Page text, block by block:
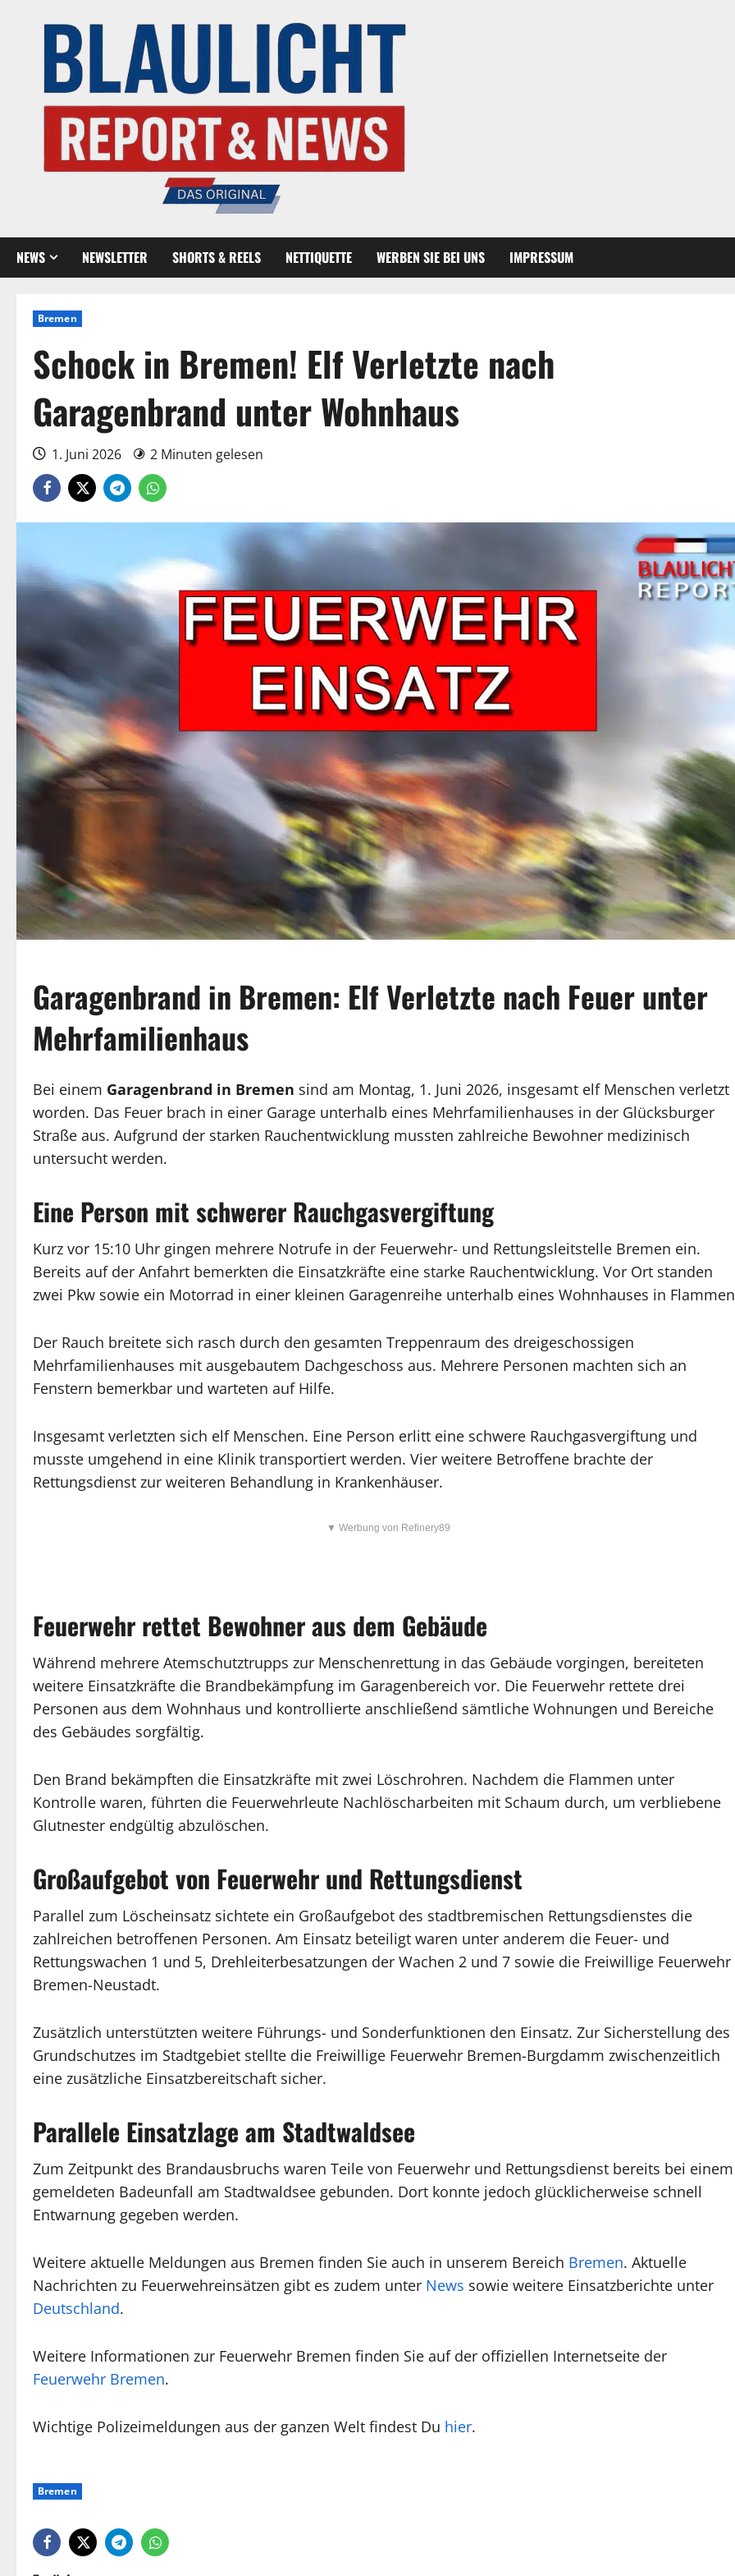
NEWS NEWSLETTER SHORTS & REELS NETTIQUETTE WERBEN SIE BEI UNS IMPRESSUM
Bremen
Schock in Bremen! Elf Verletzte nach
Garagenbrand unter Wohnhaus
1. Juni 2026 2 Minuten gelesen
Garagenbrand in Bremen: Elf Verletzte nach Feuer unter
Mehrfamilienhaus
Bei einem Garagenbrand in Bremen sind am Montag, 1. Juni 2026, insgesamt elf Menschen verletzt
worden. Das Feuer brach in einer Garage unterhalb eines Mehrfamilienhauses in der Glücksburger
Straße aus. Aufgrund der starken Rauchentwicklung mussten zahlreiche Bewohner medizinisch
untersucht werden.
Eine Person mit schwerer Rauchgasvergiftung
Kurz vor 15:10 Uhr gingen mehrere Notrufe in der Feuerwehr- und Rettungsleitstelle Bremen ein.
Bereits auf der Anfahrt bemerkten die Einsatzkräfte eine starke Rauchentwicklung. Vor Ort standen
zwei Pkw sowie ein Motorrad in einer kleinen Garagenreihe unterhalb eines Wohnhauses in
Der Rauch breitete sich rasch durch den gesamten Treppenraum des dreigeschossigen
Mehrfamilienhauses mit ausgebautem Dachgeschoss aus. Mehrere Personen machten sich an
Fenstern bemerkbar und warteten auf Hilfe.
Insgesamt verletzten sich elf Menschen. Eine Person erlitt eine schwere Rauchgasvergiftung und
musste umgehend in eine Klinik transportiert werden. Vier weitere Betroffene brachte der
Rettungsdienst zur weiteren Behandlung in Krankenhäuser.
▼ Werbung von Refinery89
Feuerwehr rettet Bewohner aus dem Gebäude
Während mehrere Atemschutztrupps zur Menschenrettung in das Gebäude vorgingen, bereiteten
weitere Einsatzkräfte die Brandbekämpfung im Garagenbereich vor. Die Feuerwehr rettete drei
Personen aus dem Wohnhaus und kontrollierte anschließend sämtliche Wohnungen und Bereiche
des Gebäudes sorgfältig.
Den Brand bekämpften die Einsatzkräfte mit zwei Löschrohren. Nachdem die Flammen unter
Kontrolle waren, führten die Feuerwehrleute Nachlöscharbeiten mit Schaum durch, um verbliebene
Glutnester endgültig abzulöschen.
Großaufgebot von Feuerwehr und Rettungsdienst
Parallel zum Löscheinsatz sichtete ein Großaufgebot des stadtbremischen Rettungsdienstes die
zahlreichen betroffenen Personen. Am Einsatz beteiligt waren unter anderem die Feuer- und
Rettungswachen 1 und 5, Drehleiterbesatzungen der Wachen 2 und 7 sowie die Freiwillige Feuerwehr
Bremen-Neustadt.
Zusätzlich unterstützten weitere Führungs- und Sonderfunktionen den Einsatz. Zur Sicherstellung des
Grundschutzes im Stadtgebiet stellte die Freiwillige Feuerwehr Bremen-Burgdamm zwischenzeitlich
eine zusätzliche Einsatzbereitschaft sicher.
Parallele Einsatzlage am Stadtwaldsee
Zum Zeitpunkt des Brandausbruchs waren Teile von Feuerwehr und Rettungsdienst bereits bei einem
gemeldeten Badeunfall am Stadtwaldsee gebunden. Dort konnte jedoch glücklicherweise schnell
Entwarnung gegeben werden.
Weitere aktuelle Meldungen aus Bremen finden Sie auch in unserem Bereich Bremen. Aktuelle
Nachrichten zu Feuerwehreinsätzen gibt es zudem unter News sowie weitere Einsatzberichte unter
Deutschland.
Weitere Informationen zur Feuerwehr Bremen finden Sie auf der offiziellen Internetseite der
Feuerwehr Bremen.
Wichtige Polizeimeldungen aus der ganzen Welt findest Du hier.
Bremen